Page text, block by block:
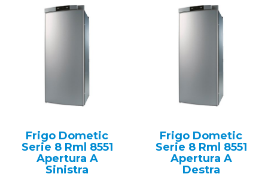
Frigo Dometic
Serie 8 Rml 8551
Apertura A
Sinistra
Frigo Dometic
Serie 8 Rml 8551
Apertura A
Destra